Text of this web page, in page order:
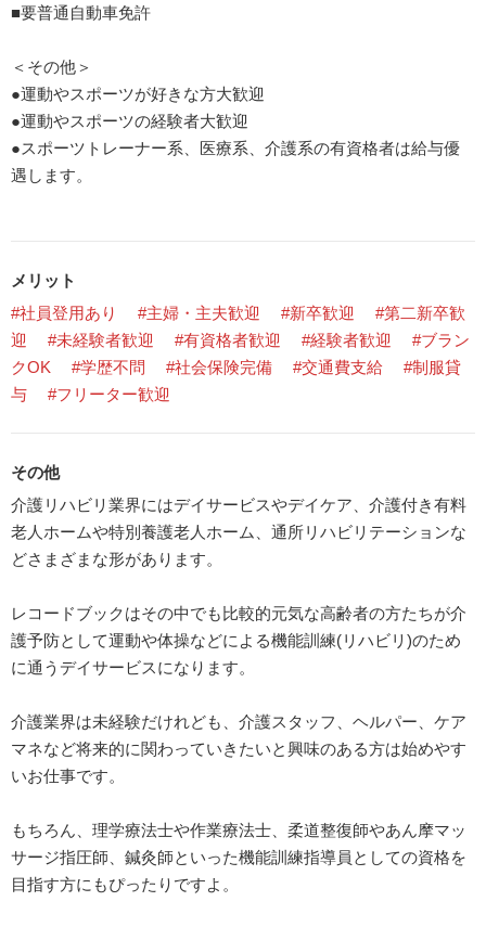
■要普通自動車免許
＜その他＞
●運動やスポーツが好きな方大歓迎
●運動やスポーツの経験者大歓迎
●スポーツトレーナー系、医療系、介護系の有資格者は給与優
遇します。
メリット
#社員登用あり
#主婦・主夫歓迎 #新卒歓迎
#第二新卒歓
迎
#未経験者歓迎 #有資格者歓迎 #経験者歓迎
#ブラン
クOK
#学歴不問 #社会保険完備 #交通費支給
#制服貸
与
#フリーター歓迎
その他
介護リハビリ業界にはデイサービスやデイケア、介護付き有料
老人ホームや特別養護老人ホーム、通所リハビリテーションな
どさまざまな形があります。
レコードブックはその中でも比較的元気な高齢者の方たちが介
護予防として運動や体操などによる機能訓練(リハビリ)のため
に通うデイサービスになります。
介護業界は未経験だけれども、介護スタッフ、ヘルパー、ケア
マネなど将来的に関わっていきたいと興味のある方は始めやす
いお仕事です。
もちろん、理学療法士や作業療法士、柔道整復師やあん摩マッ
サージ指圧師、鍼灸師といった機能訓練指導員としての資格を
目指す方にもぴったりですよ。